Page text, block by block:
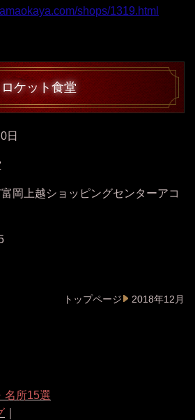
shops/1319.html
ロケット食堂
日
岡上越ショッピングセンターアコ
トップページ 2018年12月
名所15選